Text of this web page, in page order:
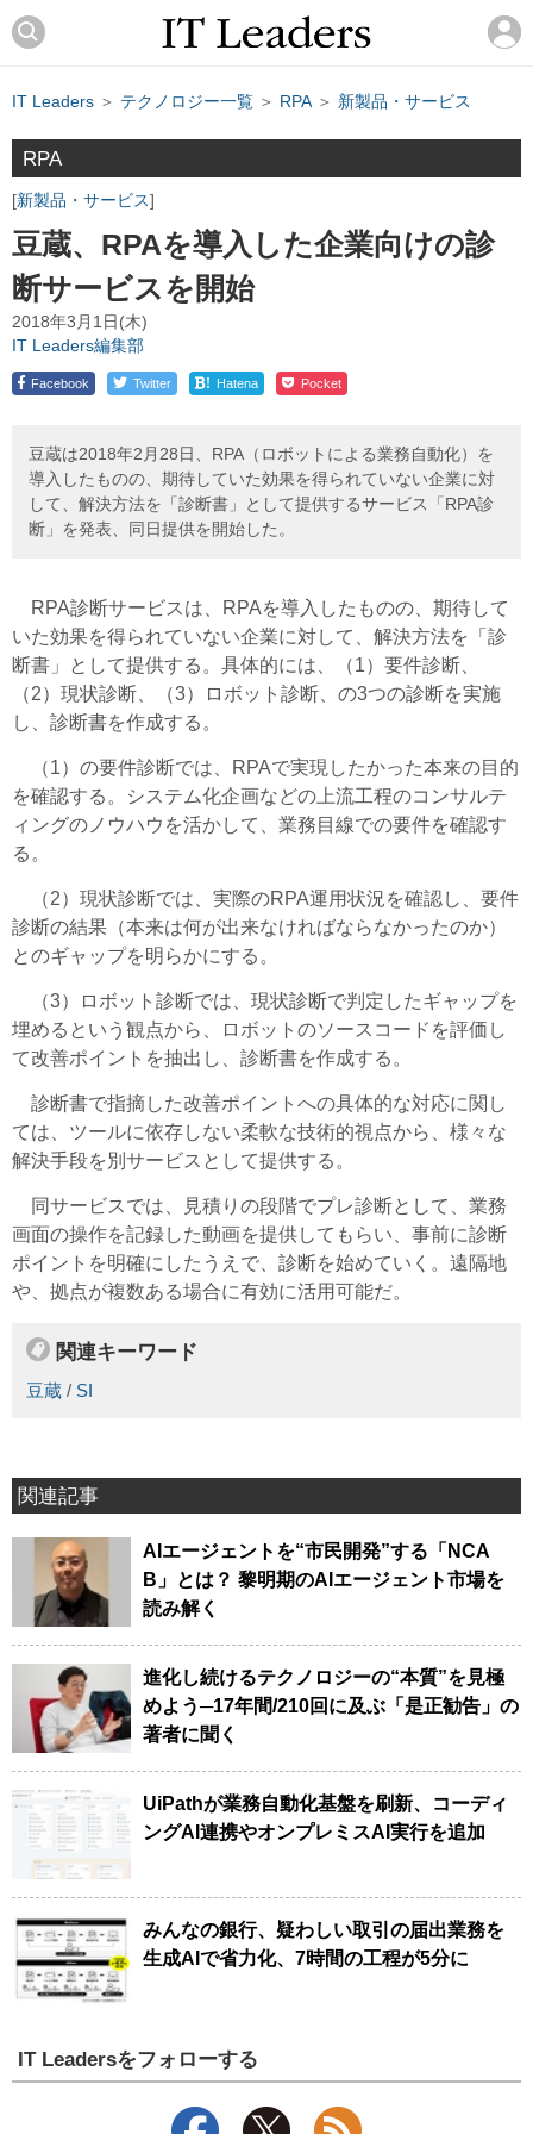
IT Leaders ＞ テクノロジー一覧 ＞ RPA ＞ 新製品・サービス
RPA
新製品・サービス
豆蔵、RPAを導入した企業向けの診
断サービスを開始
2018年3月1日(木)
IT Leaders編集部
Facebook Twitter ! Hatena Pocket
豆蔵は2018年2月28日、RPA（ロボットによる業務自動化）を
導入したものの、期待していた効果を得られていない企業に対
して、解決方法を「診断書」として提供するサービス「RPA診
断」を発表、同日提供を開始した。
RPA診断サービスは、RPAを導入したものの、期待して
いた効果を得られていない企業に対して、解決方法を「診
断書」として提供する。具体的には、（1）要件診断、
（2）現状診断、（3）ロボット診断、の3つの診断を実施
し、診断書を作成する。
（1）の要件診断では、RPAで実現したかった本来の目的
を確認する。システム化企画などの上流工程のコンサルテ
ィングのノウハウを活かして、業務目線での要件を確認す
る。
（2）現状診断では、実際のRPA運用状況を確認し、要件
診断の結果（本来は何が出来なければならなかったのか）
とのギャップを明らかにする。
（3）ロボット診断では、現状診断で判定したギャップを
埋めるという観点から、ロボットのソースコードを評価し
て改善ポイントを抽出し、診断書を作成する。
診断書で指摘した改善ポイントへの具体的な対応に関し
ては、ツールに依存しない柔軟な技術的視点から、様々な
解決手段を別サービスとして提供する。
同サービスでは、見積りの段階でプレ診断として、業務
画面の操作を記録した動画を提供してもらい、事前に診断
ポイントを明確にしたうえで、診断を始めていく。遠隔地
や、拠点が複数ある場合に有効に活用可能だ。
関連キーワード
豆蔵 / SI
関連記事
AIエージェントを“市民開発”する「NCA
B」とは？ 黎明期のAIエージェント市場を
読み解く
進化し続けるテクノロジーの“本質”を見極
めよう─17年間/210回に及ぶ「是正勧告」の
著者に聞く
UiPathが業務自動化基盤を刷新、コーディ
ングAI連携やオンプレミスAI実行を追加
みんなの銀行、疑わしい取引の届出業務を
生成AIで省力化、7時間の工程が5分に
IT Leadersをフォローする